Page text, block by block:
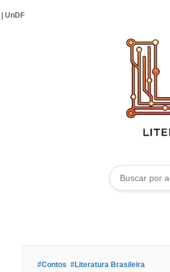
UnDF
#Contos #Literatura Brasileira